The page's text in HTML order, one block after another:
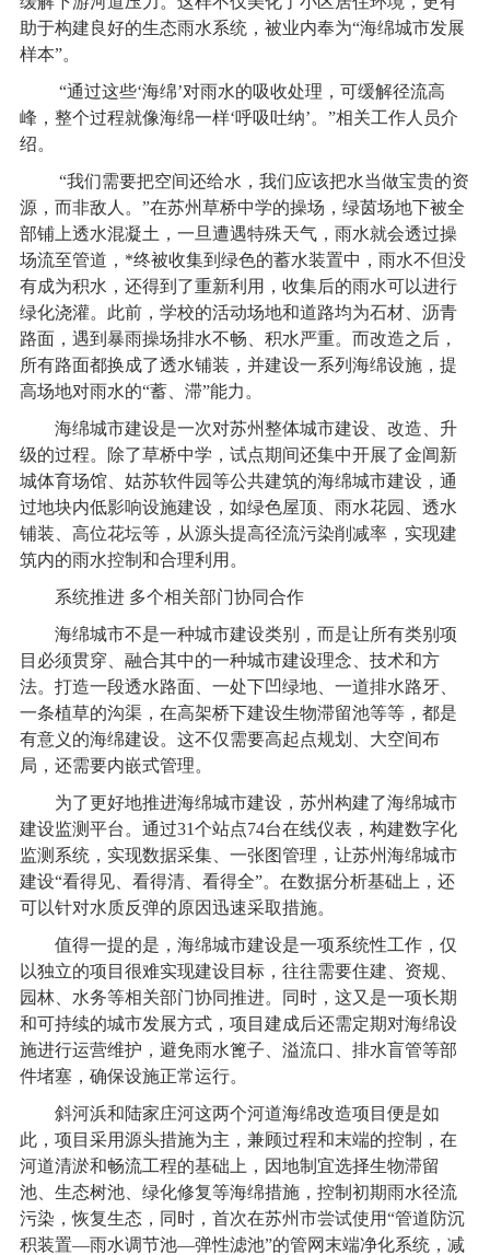
助于构建良好的生态雨水系统，被业内奉为“海绵城市发展
样本”。
“通过这些‘海绵’对雨水的吸收处理，可缓解径流高
峰，整个过程就像海绵一样‘呼吸吐纳’。”相关工作人员介
绍。
“我们需要把空间还给水，我们应该把水当做宝贵的资
源，而非敌人。”在苏州草桥中学的操场，绿茵场地下被全
部铺上透水混凝土，一旦遭遇特殊天气，雨水就会透过操
场流至管道，*终被收集到绿色的蓄水装置中，雨水不但没
有成为积水，还得到了重新利用，收集后的雨水可以进行
绿化浇灌。此前，学校的活动场地和道路均为石材、沥青
路面，遇到暴雨操场排水不畅、积水严重。而改造之后，
所有路面都换成了透水铺装，并建设一系列海绵设施，提
高场地对雨水的“蓄、滞”能力。
海绵城市建设是一次对苏州整体城市建设、改造、升
级的过程。除了草桥中学，试点期间还集中开展了金阊新
城体育场馆、姑苏软件园等公共建筑的海绵城市建设，通
过地块内低影响设施建设，如绿色屋顶、雨水花园、透水
铺装、高位花坛等，从源头提高径流污染削减率，实现建
筑内的雨水控制和合理利用。
系统推进 多个相关部门协同合作
海绵城市不是一种城市建设类别，而是让所有类别项
目必须贯穿、融合其中的一种城市建设理念、技术和方
法。打造一段透水路面、一处下凹绿地、一道排水路牙、
一条植草的沟渠，在高架桥下建设生物滞留池等等，都是
有意义的海绵建设。这不仅需要高起点规划、大空间布
局，还需要内嵌式管理。
为了更好地推进海绵城市建设，苏州构建了海绵城市
建设监测平台。通过31个站点74台在线仪表，构建数字化
监测系统，实现数据采集、一张图管理，让苏州海绵城市
建设“看得见、看得清、看得全”。在数据分析基础上，还
可以针对水质反弹的原因迅速采取措施。
值得一提的是，海绵城市建设是一项系统性工作，仅
以独立的项目很难实现建设目标，往往需要住建、资规、
园林、水务等相关部门协同推进。同时，这又是一项长期
和可持续的城市发展方式，项目建成后还需定期对海绵设
施进行运营维护，避免雨水篦子、溢流口、排水盲管等部
件堵塞，确保设施正常运行。
斜河浜和陆家庄河这两个河道海绵改造项目便是如
此，项目采用源头措施为主，兼顾过程和末端的控制，在
河道清淤和畅流工程的基础上，因地制宜选择生物滞留
池、生态树池、绿化修复等海绵措施，控制初期雨水径流
污染，恢复生态，同时，首次在苏州市尝试使用“管道防沉
积装置—雨水调节池—弹性滤池”的管网末端净化系统，减